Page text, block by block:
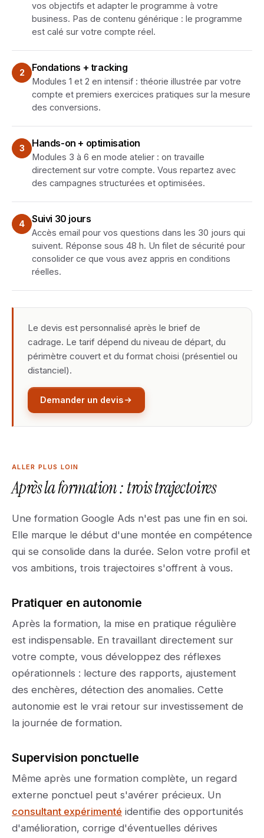
vos objectifs et adapter le programme à votre
business. Pas de contenu générique : le programme
est calé sur votre compte réel.
2 Fondations + tracking
Modules 1 et 2 en intensif : théorie illustrée par votre
compte et premiers exercices pratiques sur la mesure
des conversions.
3 Hands-on + optimisation
Modules 3 à 6 en mode atelier : on travaille
directement sur votre compte. Vous repartez avec
des campagnes structurées et optimisées.
4 Suivi 30 jours
Accès email pour vos questions dans les 30 jours qui
suivent. Réponse sous 48 h. Un filet de sécurité pour
consolider ce que vous avez appris en conditions
réelles.
Le devis est personnalisé après le brief de
cadrage. Le tarif dépend du niveau de départ, du
périmètre couvert et du format choisi (présentiel ou
distanciel).
Demander un devis
ALLER PLUS LOIN
Après la formation : trois trajectoires
Une formation Google Ads n'est pas une fin en soi.
Elle marque le début d'une montée en compétence
qui se consolide dans la durée. Selon votre profil et
vos ambitions, trois trajectoires s'offrent à vous.
Pratiquer en autonomie
Après la formation, la mise en pratique régulière
est indispensable. En travaillant directement sur
votre compte, vous développez des réflexes
opérationnels : lecture des rapports, ajustement
des enchères, détection des anomalies. Cette
autonomie est le vrai retour sur investissement de
la journée de formation.
Supervision ponctuelle
Même après une formation complète, un regard
externe ponctuel peut s'avérer précieux. Un
consultant expérimenté identifie des opportunités
d'amélioration, corrige d'éventuelles dérives